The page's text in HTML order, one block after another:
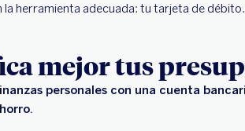
la herramienta adecuada: tu tarjeta de
mejor tus
personales con una cuenta